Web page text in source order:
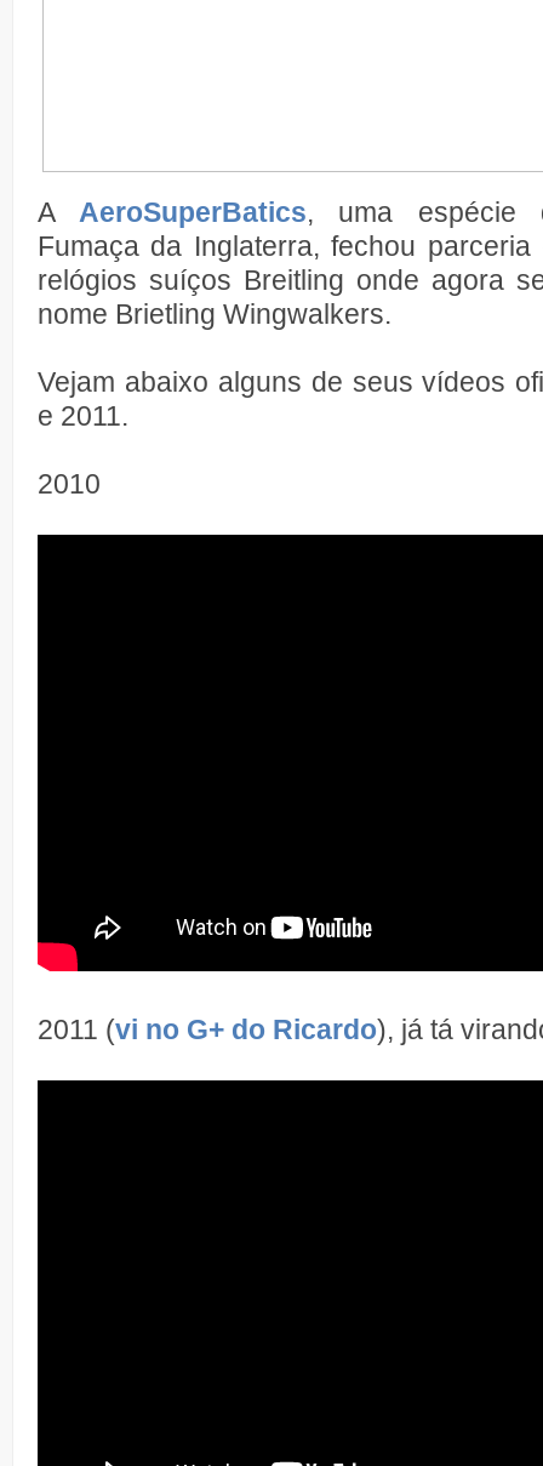
A AeroSuperBatics, uma espécie
Fumaça da Inglaterra, fechou
relógios suíços Breitling onde agora
nome Brietling Wingwalkers.
Vejam abaixo alguns de seus vídeos
e 2011.
2010
2011 (vi no G+ do Ricardo), já tá